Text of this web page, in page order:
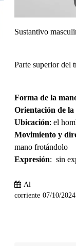
Sustantivo
Parte superior del
Forma de la
Orientación de la
Ubicación: el
Movimiento y
mano frotándolo
Expresión: sin
Al
corriente 07/10/2024